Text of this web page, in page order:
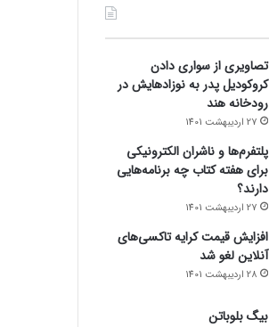
تصاویری از سواری دادن
کروکودیل پدر به نوزادهایش در
رودخانه هند
27 اردیبهشت 1401
پلتفرم‌ها و ناشران الکترونیکی
برای هفته کتاب چه برنامه‌هایی
دارند؟
27 اردیبهشت 1401
افزایش قیمت کرایه تاکسی‌های
آنلاین لغو شد
28 اردیبهشت 1401
بیگ بلوباتن